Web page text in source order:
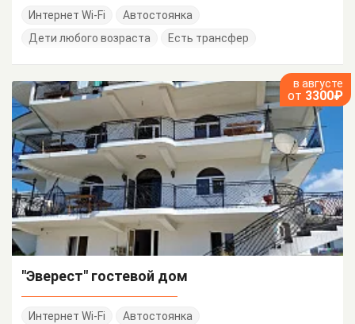
Интернет Wi-Fi
Автостоянка
Дети любого возраста
Есть трансфер
в августе
от 3300₽
"Эверест" гостевой дом
Интернет Wi-Fi
Автостоянка